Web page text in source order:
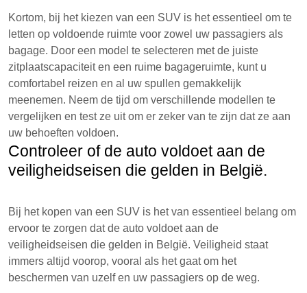
Kortom, bij het kiezen van een SUV is het essentieel om te
letten op voldoende ruimte voor zowel uw passagiers als
bagage. Door een model te selecteren met de juiste
zitplaatscapaciteit en een ruime bagageruimte, kunt u
comfortabel reizen en al uw spullen gemakkelijk
meenemen. Neem de tijd om verschillende modellen te
vergelijken en test ze uit om er zeker van te zijn dat ze aan
uw behoeften voldoen.
Controleer of de auto voldoet aan de
veiligheidseisen die gelden in België.
Bij het kopen van een SUV is het van essentieel belang om
ervoor te zorgen dat de auto voldoet aan de
veiligheidseisen die gelden in België. Veiligheid staat
immers altijd voorop, vooral als het gaat om het
beschermen van uzelf en uw passagiers op de weg.